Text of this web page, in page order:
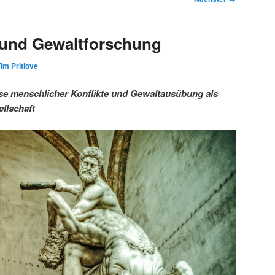
Gewaltforschung
Pritlove
menschlicher Konflikte und Gewaltausübung als